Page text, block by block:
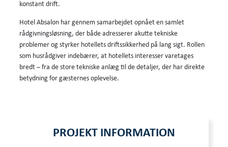
konstant drift.
Hotel Absalon har gennem samarbejdet opnået en samlet
rådgivningsløsning, der både adresserer akutte tekniske
problemer og styrker hotellets driftssikkerhed på lang sigt. Rollen
som husrådgiver indebærer, at hotellets interesser varetages
bredt – fra de store tekniske anlæg til de detaljer, der har direkte
betydning for gæsternes oplevelse.
PROJEKT INFORMATION